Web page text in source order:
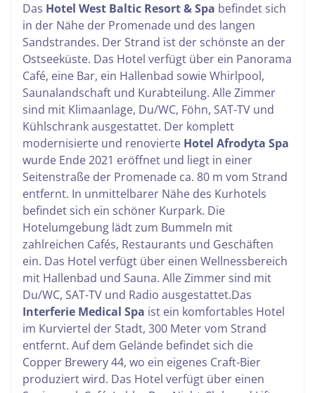
Ort.
Das Hotel West Baltic Resort & Spa befindet sich
in der Nähe der Promenade und des langen
Sandstrandes. Der Strand ist der schönste an der
Ostseeküste. Das Hotel verfügt über ein Panorama
Café, eine Bar, ein Hallenbad sowie Whirlpool,
Saunalandschaft und Kurabteilung. Alle Zimmer
sind mit Klimaanlage, Du/WC, Föhn, SAT-TV und
Kühlschrank ausgestattet. Der komplett
modernisierte und renovierte Hotel Afrodyta Spa
wurde Ende 2021 eröffnet und liegt in einer
Seitenstraße der Promenade ca. 80 m vom Strand
entfernt. In unmittelbarer Nähe des Kurhotels
befindet sich ein schöner Kurpark. Die
Hotelumgebung lädt zum Bummeln mit
zahlreichen Cafés, Restaurants und Geschäften
ein. Das Hotel verfügt über einen Wellnessbereich
mit Hallenbad und Sauna. Alle Zimmer sind mit
Du/WC, SAT-TV und Radio ausgestattet.Das
Interferie Medical Spa ist ein komfortables Hotel
im Kurviertel der Stadt, 300 Meter vom Strand
entfernt. Auf dem Gelände befindet sich die
Copper Brewery 44, wo ein eigenes Craft-Bier
produziert wird. Das Hotel verfügt über einen